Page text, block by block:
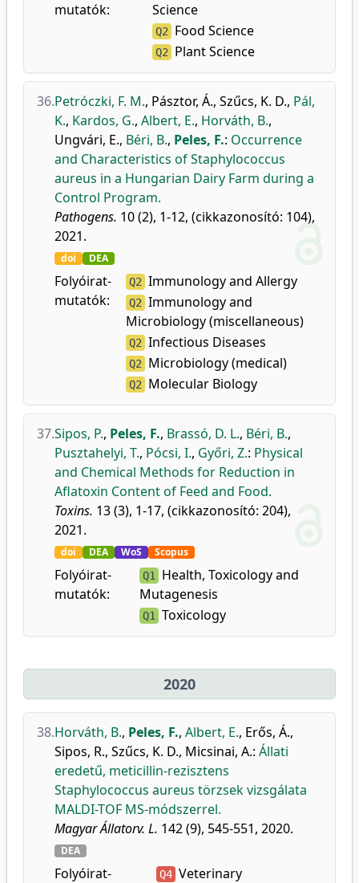
mutatók:
Science
Q2 Food Science
Q2 Plant Science
36.Petróczki, F. M., Pásztor, Á., Szűcs, K. D., Pál,
K., Kardos, G., Albert, E., Horváth, B.,
Ungvári, E., Béri, B., Peles, F.: Occurrence
and Characteristics of Staphylococcus
aureus in a Hungarian Dairy Farm during a
Control Program.
Pathogens. 10 (2), 1-12, (cikkazonosító: 104),
2021.
doi DEA
Folyóirat-
mutatók:
Q2 Immunology and Allergy
Q2 Immunology and
Microbiology (miscellaneous)
Q2 Infectious Diseases
Q2 Microbiology (medical)
Q2 Molecular Biology
37.Sipos, P., Peles, F., Brassó, D. L., Béri, B.,
Pusztahelyi, T., Pócsi, I., Győri, Z.: Physical
and Chemical Methods for Reduction in
Aflatoxin Content of Feed and Food.
Toxins. 13 (3), 1-17, (cikkazonosító: 204),
2021.
doi DEA WoS Scopus
Folyóirat-
mutatók:
Q1
Health, Toxicology and
Mutagenesis
Q1 Toxicology
2020
38.Horváth, B., Peles, F., Albert, E., Erős, Á.,
Sipos, R., Szűcs, K. D., Micsinai, A.: Állati
eredetű, meticillin-rezisztens
Staphylococcus aureus törzsek vizsgálata
MALDI-TOF MS-módszerrel.
Magyar Állatorv. L. 142 (9), 545-551, 2020.
DEA
Folyóirat-
Q4 Veterinary